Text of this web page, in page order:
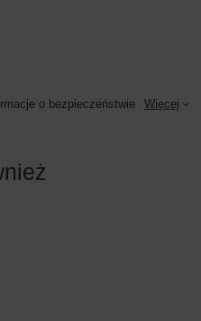
o bezpieczeństwie Więcej